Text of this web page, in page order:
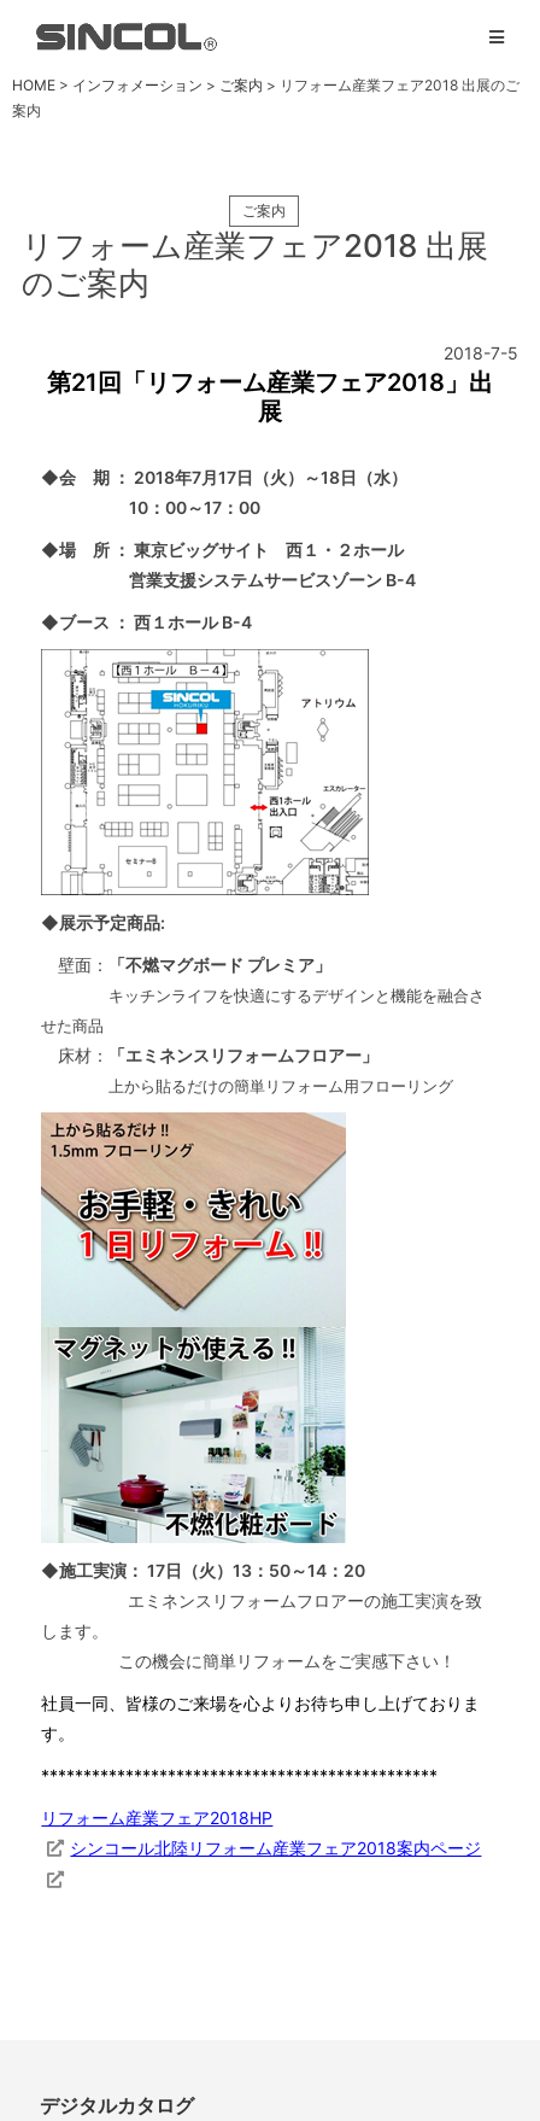
HOME > インフォメーション > ご案内 > リフォーム産業フェア2018 出展のご
案内
ご案内
リフォーム産業フェア2018 出展
のご案内
2018-7-5
第21回「リフォーム産業フェア2018」出
展
◆会 期 ： 2018年7月17日（火）～18日（水）
10：00～17：00
◆場 所 ： 東京ビッグサイト 西１・２ホール
営業支援システムサービスゾーン B-4
◆ブース ： 西１ホール B-4
◆展示予定商品:
壁面： 「不燃マグボード プレミア」
キッチンライフを快適にするデザインと機能を融合さ
せた商品
床材： 「エミネンスリフォームフロアー」
上から貼るだけの簡単リフォーム用フローリング
◆施工実演： 17日（火）13：50～14：20
エミネンスリフォームフロアーの施工実演を致
します。
この機会に簡単リフォームをご実感下さい！
社員一同、皆様のご来場を心よりお待ち申し上げておりま
す。
***********************************************
リフォーム産業フェア2018HP
シンコール北陸リフォーム産業フェア2018案内ページ
デジタルカタログ